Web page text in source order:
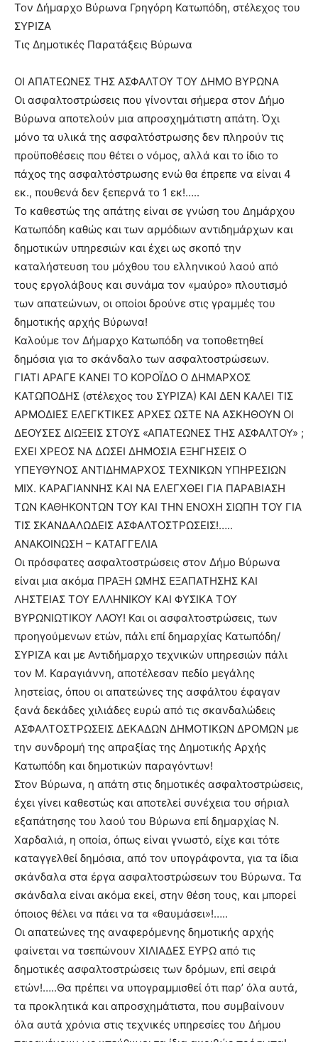
Τον Δήμαρχο Βύρωνα Γρηγόρη Κατωπόδη, στέλεχος του
ΣΥΡΙΖΑ
Τις Δημοτικές Παρατάξεις Βύρωνα
ΟΙ ΑΠΑΤΕΩΝΕΣ ΤΗΣ ΑΣΦΑΛΤΟΥ ΤΟΥ ΔΗΜΟ ΒΥΡΩΝΑ
Οι ασφαλτοστρώσεις που γίνονται σήμερα στον Δήμο
Βύρωνα αποτελούν μια απροσχημάτιστη απάτη. Όχι
μόνο τα υλικά της ασφαλτόστρωσης δεν πληρούν τις
προϋποθέσεις που θέτει ο νόμος, αλλά και το ίδιο το
πάχος της ασφαλτόστρωσης ενώ θα έπρεπε να είναι 4
εκ., πουθενά δεν ξεπερνά το 1 εκ!…..
Το καθεστώς της απάτης είναι σε γνώση του Δημάρχου
Κατωπόδη καθώς και των αρμόδιων αντιδημάρχων και
δημοτικών υπηρεσιών και έχει ως σκοπό την
καταλήστευση του μόχθου του ελληνικού λαού από
τους εργολάβους και συνάμα τον «μαύρο» πλουτισμό
των απατεώνων, οι οποίοι δρούνε στις γραμμές του
δημοτικής αρχής Βύρωνα!
Καλούμε τον Δήμαρχο Κατωπόδη να τοποθετηθεί
δημόσια για το σκάνδαλο των ασφαλτοστρώσεων.
ΓΙΑΤΙ ΑΡΑΓΕ ΚΑΝΕΙ ΤΟ ΚΟΡΟΪΔΟ Ο ΔΗΜΑΡΧΟΣ
ΚΑΤΩΠΟΔΗΣ (στέλεχος του ΣΥΡΙΖΑ) ΚΑΙ ΔΕΝ ΚΑΛΕΙ ΤΙΣ
ΑΡΜΟΔΙΕΣ ΕΛΕΓΚΤΙΚΕΣ ΑΡΧΕΣ ΩΣΤΕ ΝΑ ΑΣΚΗΘΟΥΝ ΟΙ
ΔΕΟΥΣΕΣ ΔΙΩΞΕΙΣ ΣΤΟΥΣ «ΑΠΑΤΕΩΝΕΣ ΤΗΣ ΑΣΦΑΛΤΟΥ» ;
ΕΧΕΙ ΧΡΕΟΣ ΝΑ ΔΩΣΕΙ ΔΗΜΟΣΙΑ ΕΞΗΓΗΣΕΙΣ Ο
ΥΠΕΥΘΥΝΟΣ ΑΝΤΙΔΗΜΑΡΧΟΣ ΤΕΧΝΙΚΩΝ ΥΠΗΡΕΣΙΩΝ
ΜΙΧ. ΚΑΡΑΓΙΑΝΝΗΣ ΚΑΙ ΝΑ ΕΛΕΓΧΘΕΙ ΓΙΑ ΠΑΡΑΒΙΑΣΗ
ΤΩΝ ΚΑΘΗΚΟΝΤΩΝ ΤΟΥ KAI ΤΗN ΕΝΟΧΗ ΣΙΩΠΗ ΤΟΥ ΓΙΑ
ΤΙΣ ΣΚΑΝΔΑΛΩΔΕΙΣ ΑΣΦΑΛΤΟΣΤΡΩΣΕΙΣ!…..
ΑΝΑΚΟΙΝΩΣΗ – ΚΑΤΑΓΓΕΛΙΑ
Οι πρόσφατες ασφαλτοστρώσεις στον Δήμο Βύρωνα
είναι μια ακόμα ΠΡΑΞΗ ΩΜΗΣ ΕΞΑΠΑΤΗΣΗΣ ΚΑΙ
ΛΗΣΤΕΙΑΣ ΤΟΥ ΕΛΛΗΝΙΚΟΥ ΚΑΙ ΦΥΣΙΚΑ ΤΟΥ
ΒΥΡΩΝΙΩΤΙΚΟΥ ΛΑΟΥ! Και οι ασφαλτοστρώσεις, των
προηγούμενων ετών, πάλι επί δημαρχίας Κατωπόδη/
ΣΥΡΙΖΑ και με Αντιδήμαρχο τεχνικών υπηρεσιών πάλι
τον Μ. Καραγιάννη, αποτέλεσαν πεδίο μεγάλης
ληστείας, όπου οι απατεώνες της ασφάλτου έφαγαν
ξανά δεκάδες χιλιάδες ευρώ από τις σκανδαλώδεις
ΑΣΦΑΛΤΟΣΤΡΩΣΕΙΣ ΔΕΚΑΔΩΝ ΔΗΜΟΤΙΚΩΝ ΔΡΟΜΩΝ με
την συνδρομή της απραξίας της Δημοτικής Αρχής
Κατωπόδη και δημοτικών παραγόντων!
Στον Βύρωνα, η απάτη στις δημοτικές ασφαλτοστρώσεις,
έχει γίνει καθεστώς και αποτελεί συνέχεια του σήριαλ
εξαπάτησης του λαού του Βύρωνα επί δημαρχίας Ν.
Χαρδαλιά, η οποία, όπως είναι γνωστό, είχε και τότε
καταγγελθεί δημόσια, από τον υπογράφοντα, για τα ίδια
σκάνδαλα στα έργα ασφαλτοστρώσεων του Βύρωνα. Τα
σκάνδαλα είναι ακόμα εκεί, στην θέση τους, και μπορεί
όποιος θέλει να πάει να τα «θαυμάσει»!…..
Οι απατεώνες της αναφερόμενης δημοτικής αρχής
φαίνεται να τσεπώνουν ΧΙΛΙΑΔΕΣ ΕΥΡΩ από τις
δημοτικές ασφαλτοστρώσεις των δρόμων, επί σειρά
ετών!…..Θα πρέπει να υπογραμμισθεί ότι παρ’ όλα αυτά,
τα προκλητικά και απροσχημάτιστα, που συμβαίνουν
όλα αυτά χρόνια στις τεχνικές υπηρεσίες του Δήμου